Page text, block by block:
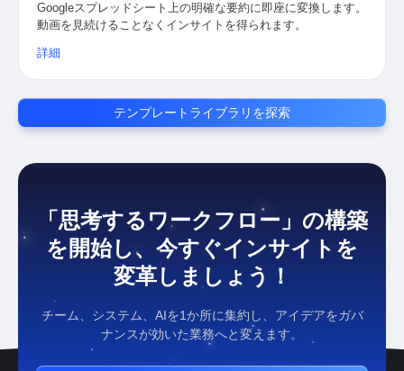
Googleスプレッドシート上の明確な要約に即座に変換します。
動画を見続けることなくインサイトを得られます。
詳細
テンプレートライブラリを探索
「思考するワークフロー」の構築
を開始し、今すぐインサイトを
変革しましょう！
チーム、システム、AIを1か所に集約し、アイデアをガバ
ナンスが効いた業務へと変えます。